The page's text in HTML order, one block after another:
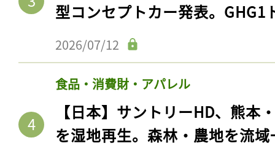
型コンセプトカー発表。GHG1
2026/07/12
食品・消費財・アパレル
【日本】サントリーHD、熊本
を湿地再生。森林・農地を流
記事をお気に入りに
ログインが必